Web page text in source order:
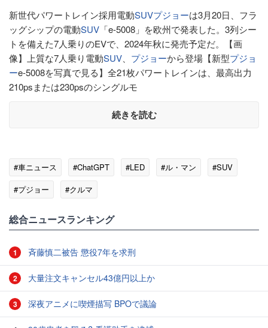
新世代パワートレイン採用電動SUVプジョーは3月20日、フラ
ッグシップの電動SUV 「e-5008」を欧州で発表した。3列シー
トを備えた7人乗りのEVで、2024年秋に発売予定だ。【画
像】上質な7人乗り電動SUV プジョーから登場【新型プジョ
ーe-5008を写真で見る】全21枚パワートレインは、最高出力
210psまたは230psのシングルモ
続きを読む
#車ニュース #ChatGPT #LED #ル・マン
#SUV
#プジョー
#クルマ
総合ニュースランキング
1 斉藤慎二被告 懲役7年を求刑
2 大量注文キャンセル43億円以上か
3 深夜アニメに喫煙描写 BPOで議論